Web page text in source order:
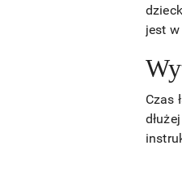
jest
Czas